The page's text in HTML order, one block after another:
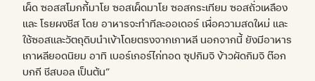
เผ็ด ซอสสโมกกี้มาโย ซอสเผ็ดมาโย ซอสกระเทียม ซอสถั่วเหลือง
และ โรยผงชีส โดย อาหารจะทำทีละออเดอร์ เพื่อความสดใหม่ และ
ใช้ซอสและวัตถุดิบนำเข้าโดยตรงจากเกาหลี นอกจากนี้ ยังมีอาหาร
เกาหลียอดนิยม อาทิ เบอร์เกอร์ไก่ทอด ซุปกิมจิ ข้าวผัดกิมจิ ต๊อก
บกกี ชีสบอล เป็นต้น”